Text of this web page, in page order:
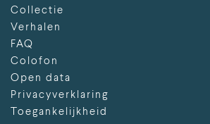
Collectie
Verhalen
FAQ
Colofon
Open data
Privacyverklaring
Toegankelijkheid